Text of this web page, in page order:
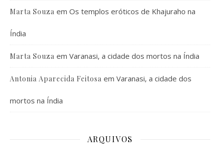
Marta Souza em Os templos eróticos de Khajuraho na
Índia
Marta Souza em Varanasi, a cidade dos mortos na Índia
Antonia Aparecida Feitosa em Varanasi, a cidade dos
mortos na Índia
ARQUIVOS